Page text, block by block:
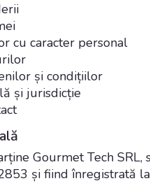
cu caracter personal
și condițiilor
și jurisdicție
Gourmet Tech
și fiind înregistrată